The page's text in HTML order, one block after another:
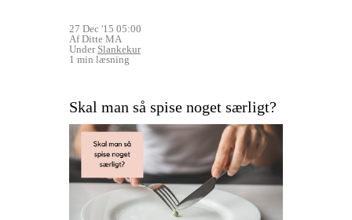
27 Dec '15 05:00
Af Ditte MA
Under Slankekur
1 min læsning
Skal man så spise noget særligt?